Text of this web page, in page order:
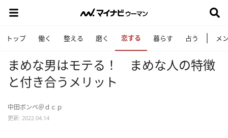
トップ 働く 整える 磨く 恋する 暮らす 占う メ
まめな男はモテる！ まめな人の特徴
と付き合うメリット
中田ボンベ＠ｄｃｐ
更新: 2022.04.14